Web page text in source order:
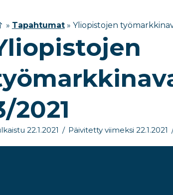
» Tapahtumat» Yliopistojen
2021
22.1.2021 / Päivitetty viimeksi 22.1.2021